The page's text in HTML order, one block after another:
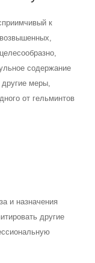
к
содержание
меры,
от гельминтов
и назначения
другие